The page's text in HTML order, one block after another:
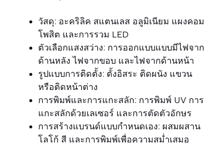
วัสดุ: อะคริลิค สแตนเลส อลูมิเนียม แผงคอม
โพสิต และการรวม LED
ตัวเลือกแสงสว่าง: การออกแบบแบบมีไฟจาก
ด้านหลัง ไฟจากขอบ และไฟจากด้านหน้า
รูปแบบการติดตั้ง: ตั้งอิสระ ติดผนัง แขวน
หรือติดหน้าต่าง
การพิมพ์และการแกะสลัก: การพิมพ์ UV การ
แกะสลักด้วยเลเซอร์ และการตัดตัวอักษร
การสร้างแบรนด์แบบกำหนดเอง: ผสมผสาน
โลโก้ สี และการพิมพ์เพื่อความสม่ำเสมอ